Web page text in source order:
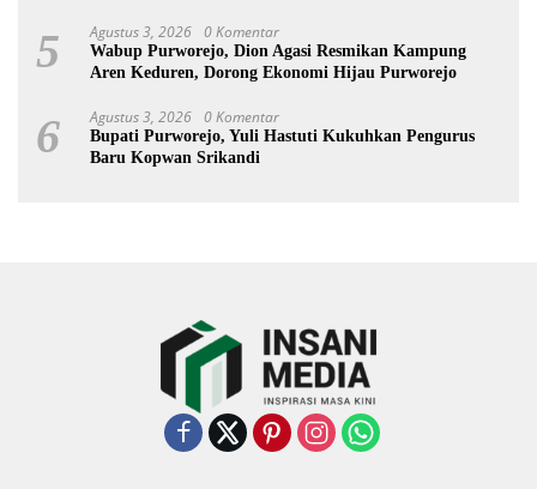
5 Agustus 3, 2026 0 Komentar
Wabup Purworejo, Dion Agasi Resmikan Kampung
Aren Keduren, Dorong Ekonomi Hijau Purworejo
6 Agustus 3, 2026 0 Komentar
Bupati Purworejo, Yuli Hastuti Kukuhkan Pengurus
Baru Kopwan Srikandi